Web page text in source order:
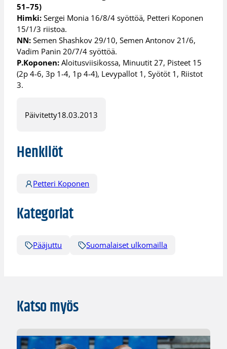
51–75)
Himki: Sergei Monia 16/8/4 syöttöä, Petteri Koponen
15/1/3 riistoa.
NN: Semen Shashkov 29/10, Semen Antonov 21/6,
Vadim Panin 20/7/4 syöttöä.
P.Koponen: Aloitusviisikossa, Minuutit 27, Pisteet 15
(2p 4-6, 3p 1-4, 1p 4-4), Levypallot 1, Syötöt 1, Riistot
3.
Päivitetty18.03.2013
Henkilöt
Petteri Koponen
Kategoriat
Pääjuttu Suomalaiset ulkomailla
Katso myös